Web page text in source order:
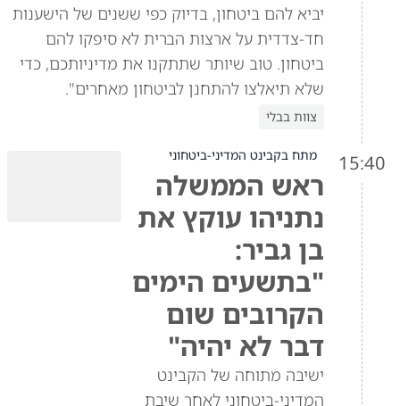
יביא להם ביטחון, בדיוק כפי ששנים של הישענות
חד-צדדית על ארצות הברית לא סיפקו להם
ביטחון. טוב שיותר שתתקנו את מדיניותכם, כדי
שלא תיאלצו להתחנן לביטחון מאחרים".
צוות בבלי
15:40 מתח בקבינט המדיני-ביטחוני
ראש הממשלה
נתניהו עוקץ את
בן גביר:
"בתשעים הימים
הקרובים שום
דבר לא יהיה"
ישיבה מתוחה של הקבינט
המדיני-ביטחוני לאחר שיבת